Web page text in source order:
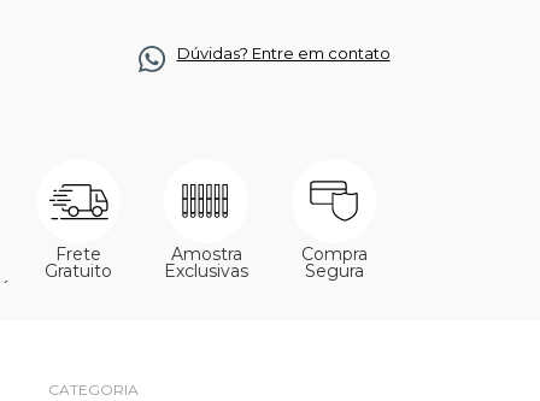
Dúvidas? Entre em contato
Frete
Gratuito
Amostra
Exclusivas
Compra
Segura
´
CATEGORIA